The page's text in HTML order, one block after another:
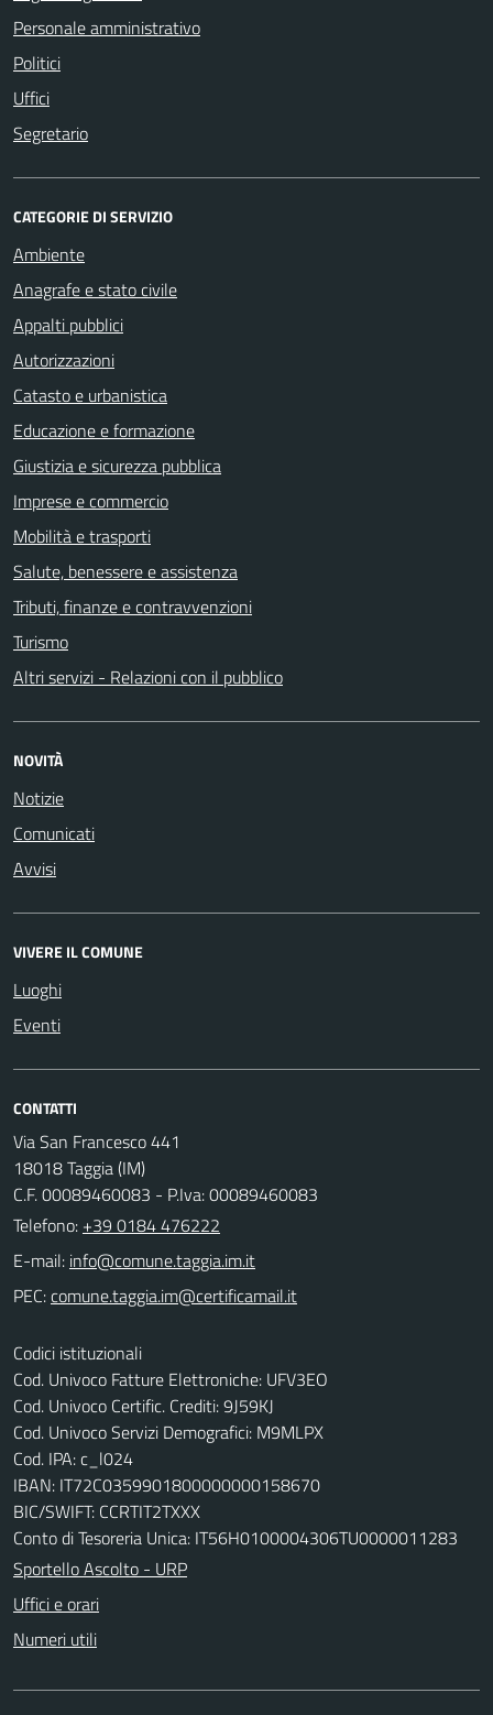
Personale amministrativo
Politici
Uffici
Segretario
CATEGORIE DI SERVIZIO
Ambiente
Anagrafe e stato civile
Appalti pubblici
Autorizzazioni
Catasto e urbanistica
Educazione e formazione
Giustizia e sicurezza pubblica
Imprese e commercio
Mobilità e trasporti
Salute, benessere e assistenza
Tributi, finanze e contravvenzioni
Turismo
Altri servizi - Relazioni con il pubblico
NOVITÀ
Notizie
Comunicati
Avvisi
VIVERE IL COMUNE
Luoghi
Eventi
CONTATTI
Via San Francesco 441
18018 Taggia (IM)
C.F. 00089460083 - P.Iva: 00089460083
Telefono: +39 0184 476222
E-mail:
PEC:
Codici istituzionali
Cod. Univoco Fatture Elettroniche: UFV3EO
Cod. Univoco Certific. Crediti: 9J59KJ
Cod. Univoco Servizi Demografici: M9MLPX
Cod. IPA: c_l024
IBAN: IT72C0359901800000000158670
BIC/SWIFT: CCRTIT2TXXX
Conto di Tesoreria Unica: IT56H0100004306TU0000011283
Sportello Ascolto - URP
Uffici e orari
Numeri utili